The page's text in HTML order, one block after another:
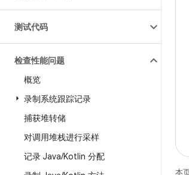
测试代码
检查性能问题
概览
录制系统跟踪记录
捕获堆转储
对调用堆栈进行采样
记录 Java/Kotlin 分配
本